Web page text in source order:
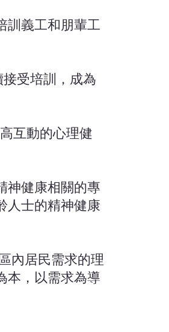
訓義工和朋輩工
受培訓，成為
互動的心理健
神健康相關的專
人士的精神健康
內居民需求的理
本，以需求為導